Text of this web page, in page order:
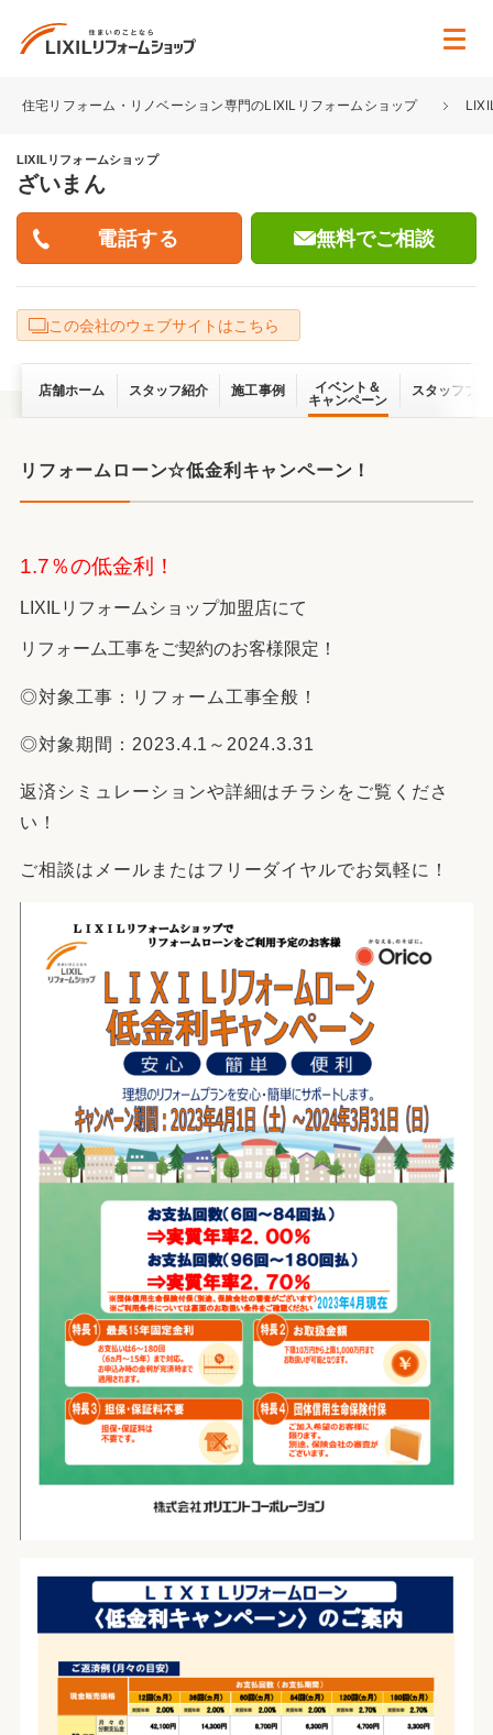
住宅リフォーム・リノベーション専門のLIXILリフォームショップ
LIXILリフォームショップ
ざいまん
無料でご相談
この会社のウェブサイトはこちら
店舗ホーム スタッフ紹介 施工事例
イベント＆
キャンペーン
スタッフブ
リフォームローン☆低金利キャンペーン！
1.7％の低金利！
LIXILリフォームショップ加盟店にて
リフォーム工事をご契約のお客様限定！
◎対象工事：リフォーム工事全般！
◎対象期間：2023.4.1～2024.3.31
返済シミュレーションや詳細はチラシをご覧くださ
い！
ご相談はメールまたはフリーダイヤルでお気軽に！